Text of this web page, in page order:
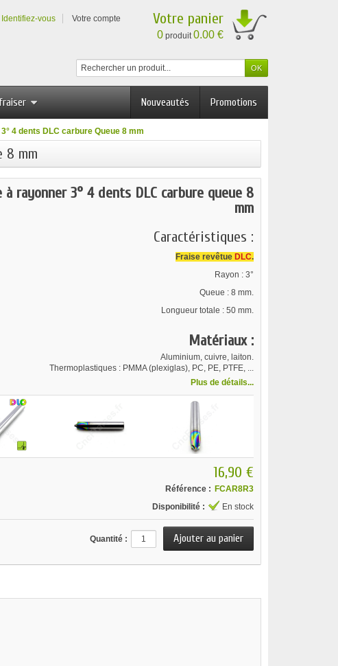
Identifiez-vous Votre compte Votre panier
0 produit0.00 €
Promotions
Nouveautés
4 dents DLC carbure Queue 8 mm
8 mm
à rayonner 3° 4 dents DLC carbure queue 8
mm
Caractéristiques :
Fraise revêtue DLC.
Rayon : 3°
Queue : 8 mm.
Longueur totale : 50 mm.
Matériaux :
Aluminium, cuivre, laiton.
Thermoplastiques : PMMA (plexiglas), PC, PE, PTFE, ...
Plus de détails...
16,90 €
Référence : FCAR8R3
Disponibilité :
En stock
Quantité :